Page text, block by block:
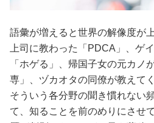
語彙が増えると世界の解像度が上
上司に教わった「PDCA」、ゲ
「ホゲる」、帰国子女の元カノ
専」、ヅカオタの同僚が教えて
そういう各分野の聞き慣れない
て、知ることを前のめりにさせ